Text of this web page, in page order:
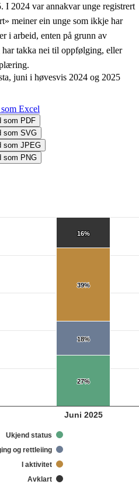
2024 var annakvar unge registrert
meiner ein unge som ikkje har
i arbeid, enten på grunn av
takka nei til oppfølging, eller
juni i høvesvis 2024 og 2025
Excel
som PDF
som SVG
som JPEG
som PNG
Data ranges from 11 to 101.
27%
27%
18%
18%
39%
39%
16%
16%
Juni 2025
Ukjend status
og rettleiing
I aktivitet
Avklart